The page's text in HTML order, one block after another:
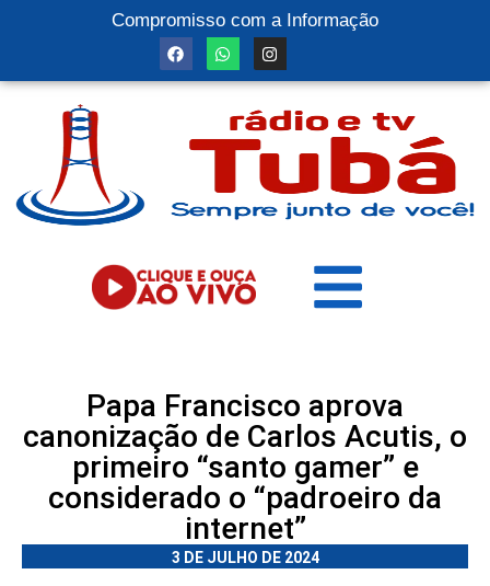
Compromisso com a Informação
Papa Francisco aprova
canonização de Carlos Acutis, o
primeiro “santo gamer” e
considerado o “padroeiro da
internet”
3 DE JULHO DE 2024